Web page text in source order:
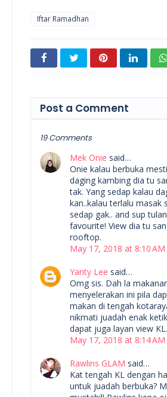
Iftar Ramadhan
Post a Comment
19 Comments
Mek Onie said…
Onie kalau berbuka
daging kambing dia tu
tak. Yang sedap kalau
kan..kalau terlalu masak
sedap gak.. and sup
favourite! View dia tu
rooftop.
May 17, 2018 at 8:10 AM
Yanty Lee said…
Omg sis. Dah la
menyelerakan ini pila
makan di tengah
nikmati juadah enak
dapat juga layan view KL.
May 17, 2018 at 8:14 AM
Rawlins GLAM said…
Kat tengah KL dengan
untuk juadah berbuka?